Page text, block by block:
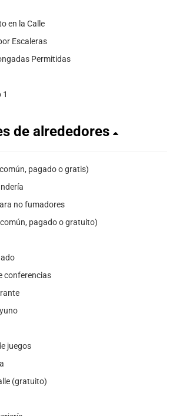
en la Calle
Escaleras
Permitidas
1
de alrededores
pagado o gratis)
no fumadores
pagado o gratuito)
conferencias
juegos
(gratuito)